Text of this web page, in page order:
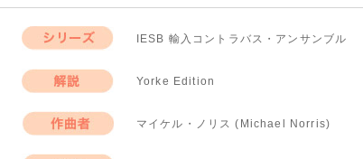
IESB 輸入コントラバス・アンサンブル
Yorke Edition
マイケル・ノリス (Michael Norris)